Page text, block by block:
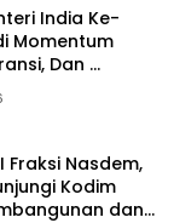
India Ke-
Momentum
Dan
Minoritas
Fraksi Nasdem,
Kodim
dan